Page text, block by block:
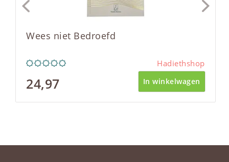
Wees niet Bedroefd
Hadiethshop
24,97 In winkelwagen